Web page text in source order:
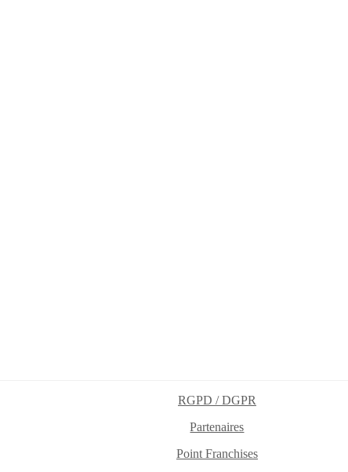
RGPD / DGPR
Partenaires
Point Franchises